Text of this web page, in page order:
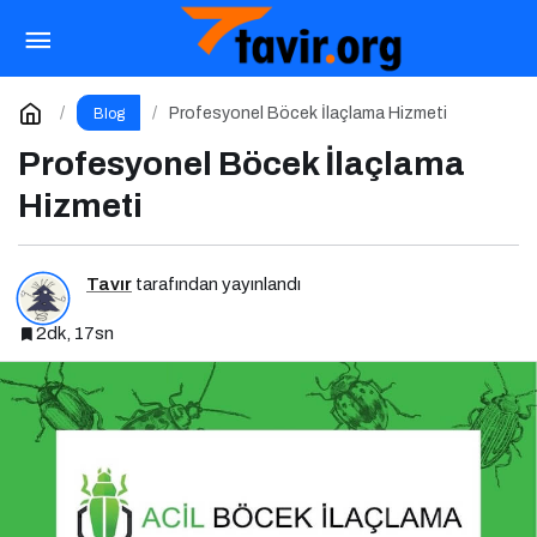
Blog Profesyonel Böcek İlaçlama Hizmeti
Profesyonel Böcek İlaçlama
Hizmeti
Tavır tarafından yayınlandı
2dk, 17sn
Profesyonel Böcek İlaçlama Hizmeti
Yorum Yap